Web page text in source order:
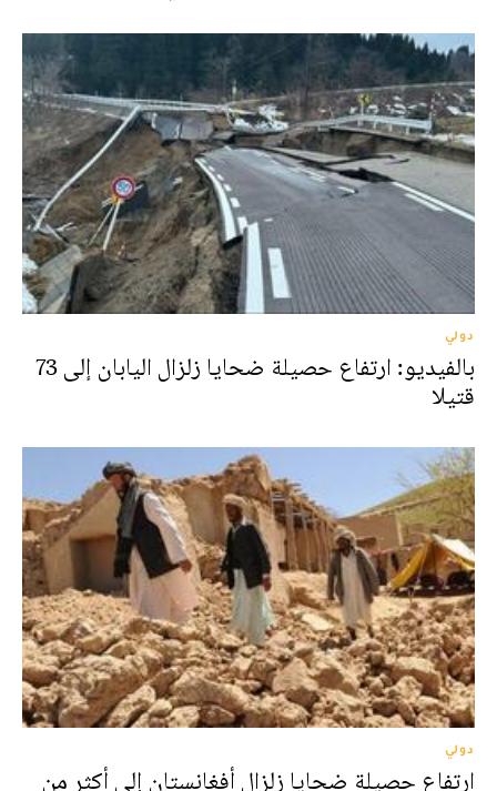
دولي
بالفيديو: ارتفاع حصيلة ضحايا زلزال اليابان إلى 73
قتيلا
دولي
ارتفاع حصيلة ضحايا زلزال أفغانستان إلى أكثر من